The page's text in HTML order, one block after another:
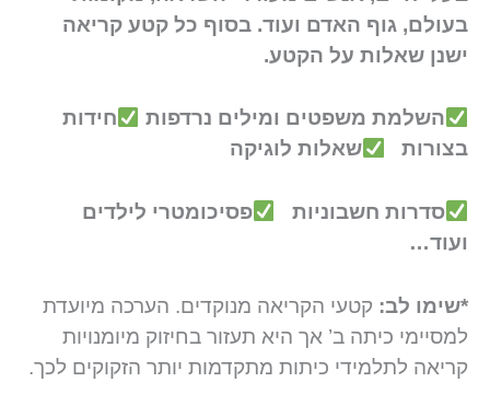
בעולם, גוף האדם ועוד. בסוף כל קטע קריאה
ישנן שאלות על הקטע.
השלמת משפטים ומילים נרדפות
חידות
בצורות
שאלות לוגיקה
סדרות חשבוניות
פסיכומטרי לילדים
ועוד…
*שימו לב:קטעי הקריאה מנוקדים. הערכה מיועדת
למסיימי כיתה ב’ אך היא תעזור בחיזוק מיומנויות
קריאה לתלמידי כיתות מתקדמות יותר הזקוקים לכך.